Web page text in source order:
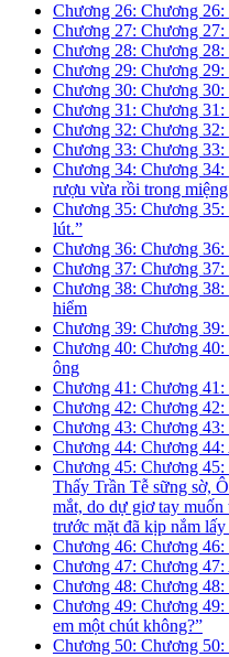
Chương 26: Chương
Chương 27: Chương
Chương 28: Chương 28:
Chương 29: Chương
Chương 30: Chương
Chương 31: Chương 31:
Chương 32: Chương 32:
Chương 33: Chương
Chương 34: Chương
rượu vừa rồi trong
Chương 35: Chương 35:
lút.”
Chương 36: Chương 36:
Chương 37: Chương 37:
Chương 38: Chương
hiểm
Chương 39: Chương
Chương 40: Chương
ông
Chương 41: Chương 41:
Chương 42: Chương 42:
Chương 43: Chương
Chương 44: Chương
Chương 45: Chương
Thấy Trần Tễ sững sờ,
mắt, do dự giơ tay
trước mặt đã kịp nắm lấy
Chương 46: Chương
Chương 47: Chương 47:
Chương 48: Chương 48:
Chương 49: Chương
em một chút không?”
Chương 50: Chương